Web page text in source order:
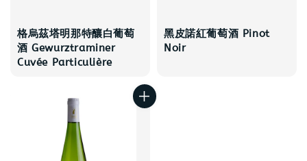
格烏茲塔明那特釀白葡萄
酒 Gewurztraminer
Cuvée Particulière
黑皮諾紅葡萄酒 Pinot
Noir